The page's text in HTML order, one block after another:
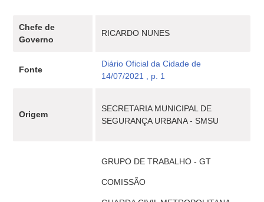
Chefe de
Governo
RICARDO NUNES
Fonte
Diário Oficial da Cidade de
14/07/2021 , p. 1
Origem
SECRETARIA MUNICIPAL DE
SEGURANÇA URBANA - SMSU
GRUPO DE TRABALHO - GT
COMISSÃO